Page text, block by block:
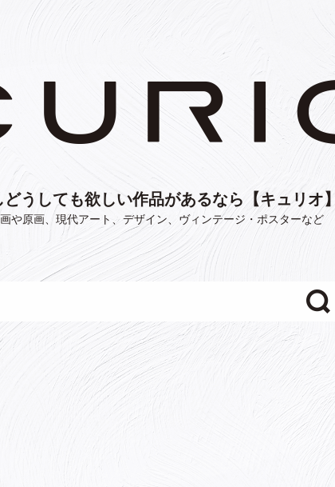
どうしても欲しい作品があるなら【キュリオ
や原画、現代アート、デザイン、ヴィンテージ・ポスターなど